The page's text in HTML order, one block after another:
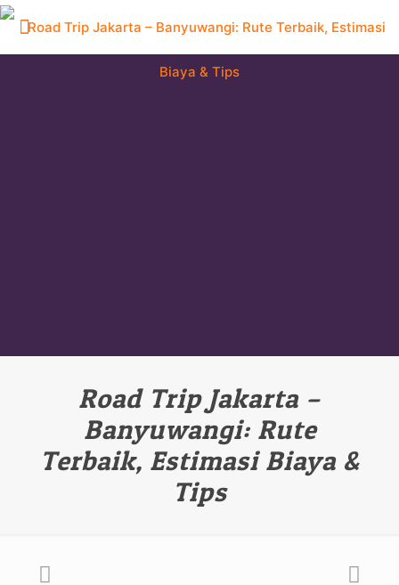
Road Trip Jakarta –
Banyuwangi: Rute
Terbaik, Estimasi Biaya &
Tips